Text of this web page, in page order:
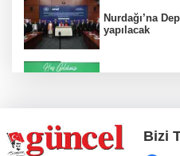
Nurdağı’na
yapılacak
Koruma
Bizi